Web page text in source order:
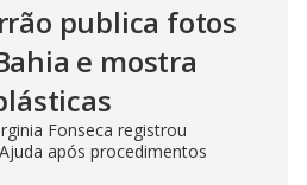
publica fotos
e mostra
Fonseca registrou
após procedimentos